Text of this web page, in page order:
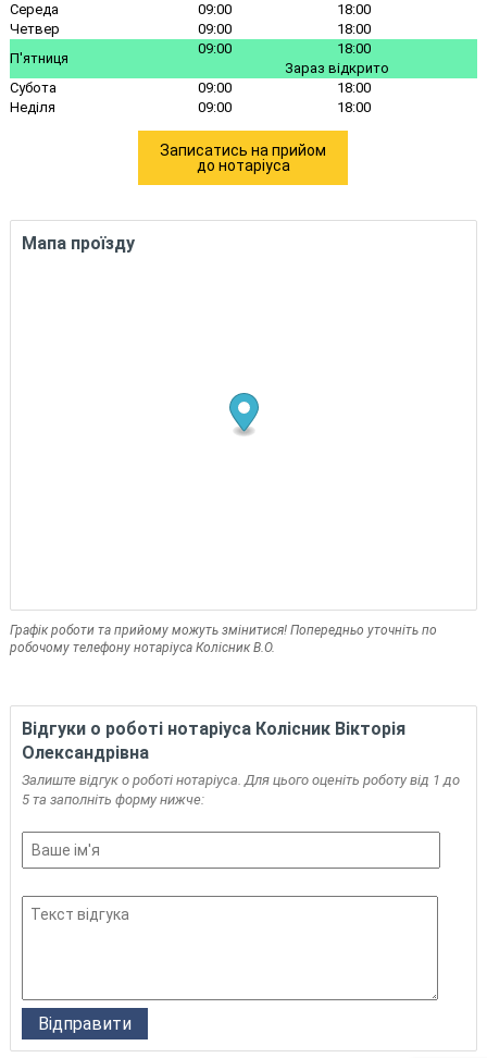
Середа
09:00
18:00
Четвер
09:00
18:00
П'ятниця
09:00
18:00
Зараз відкрито
Субота
09:00
18:00
Неділя
09:00 18:00
Записатись на прийом
до нотаріуса
Мапа проїзду
Графік роботи та прийому можуть змінитися! Попередньо уточніть по
робочому телефону нотаріуса Колісник В.О.
Відгуки о роботі нотаріуса Колісник Вікторія
Олександрівна
Залиште відгук о роботі нотаріуса. Для цього оценіть роботу від 1 до
5 та заполніть форму нижче: